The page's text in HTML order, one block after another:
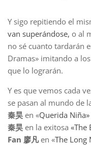
Y sigo repitiendo el
van superándose, o al
no sé cuanto tardarán
Dramas» imitando a
que lo lograrán.
Y es que vemos cada
se pasan al mundo de
秦昊 en «Querida Niña»
秦昊 en la exitosa «The
Fan 廖凡en «The Long